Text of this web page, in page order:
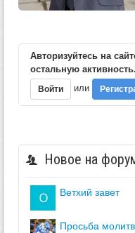
Авторизуйтесь на
остальную активность.
Войти или
Новое на
ветхий завет
просьба